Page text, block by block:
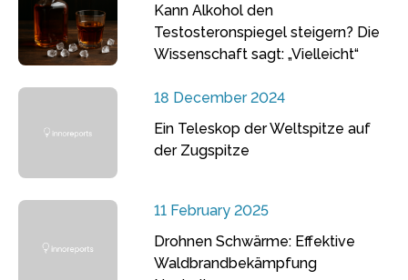
Kann Alkohol den
Testosteronspiegel steigern? Die
Wissenschaft sagt: „Vielleicht“
18 December 2024
Ein Teleskop der Weltspitze auf
der Zugspitze
11 February 2025
Drohnen Schwärme: Effektive
Waldbrandbekämpfung